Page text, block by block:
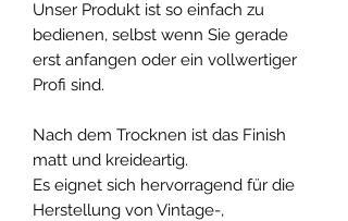
Unser Produkt ist so einfach zu
bedienen, selbst wenn Sie gerade
erst anfangen oder ein vollwertiger
Profi sind.
Nach dem Trocknen ist das Finish
matt und kreideartig.
Es eignet sich hervorragend für die
Herstellung von Vintage-,